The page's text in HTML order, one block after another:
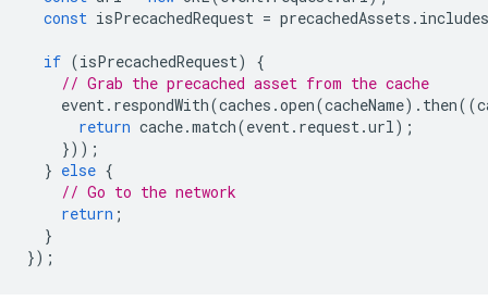
const isPrecachedRequest = precachedAssets . includes
if (isPrecachedRequest)
{
// Grab the precached asset from the cache
event. respondWith(caches .open(cacheName). then((
return cache.match(event. request.url);
}));
} else {
// Go to the network
return ;
}
});